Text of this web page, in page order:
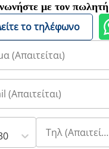
με τον πωλητή
το τηλέφωνο